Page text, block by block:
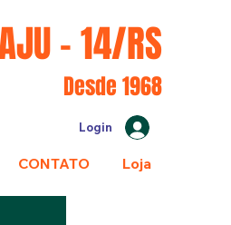
- 14/RS
Desde 1968
Login
CONTATO Loja